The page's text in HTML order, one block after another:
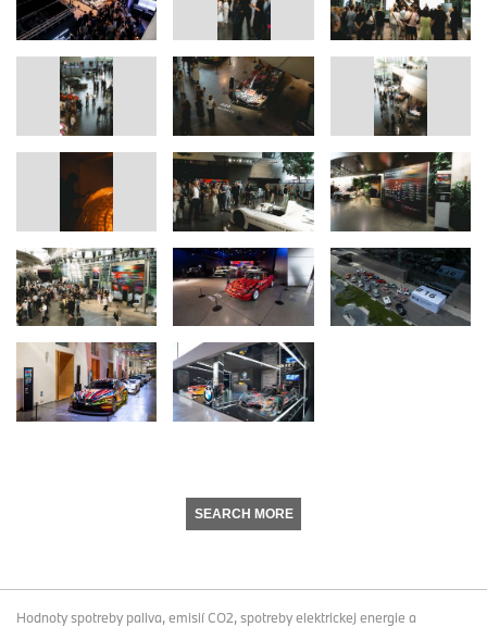
SEARCH MORE
Hodnoty spotreby paliva, emisií CO2, spotreby elektrickej energie a